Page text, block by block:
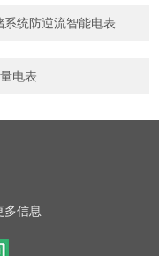
统防逆流智能电表
电表
多信息